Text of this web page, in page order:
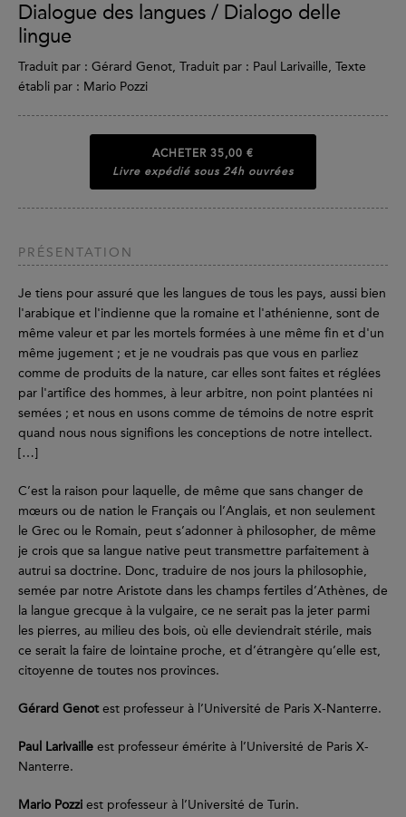
Dialogue des langues / Dialogo delle
lingue
Traduit par : Gérard Genot, Traduit par : Paul Larivaille, Texte
établi par : Mario Pozzi
ACHETER 35,00 €
Livre expédié sous 24h ouvrées
PRÉSENTATION
Je tiens pour assuré que les langues de tous les pays, aussi bien
l'arabique et l'indienne que la romaine et l'athénienne, sont de
même valeur et par les mortels formées à une même fin et d'un
même jugement ; et je ne voudrais pas que vous en parliez
comme de produits de la nature, car elles sont faites et réglées
par l'artifice des hommes, à leur arbitre, non point plantées ni
semées ; et nous en usons comme de témoins de notre esprit
quand nous nous signifions les conceptions de notre intellect.
[…]
C’est la raison pour laquelle, de même que sans changer de
mœurs ou de nation le Français ou l’Anglais, et non seulement
le Grec ou le Romain, peut s’adonner à philosopher, de même
je crois que sa langue native peut transmettre parfaitement à
autrui sa doctrine. Donc, traduire de nos jours la philosophie,
semée par notre Aristote dans les champs fertiles d’Athènes, de
la langue grecque à la vulgaire, ce ne serait pas la jeter parmi
les pierres, au milieu des bois, où elle deviendrait stérile, mais
ce serait la faire de lointaine proche, et d’étrangère qu’elle est,
citoyenne de toutes nos provinces.
Gérard Genotest professeur à l’Université de Paris X-Nanterre.
Paul Larivaille est professeur émérite à l’Université de Paris X-
Nanterre.
Mario Pozzi est professeur à l’Université de Turin.